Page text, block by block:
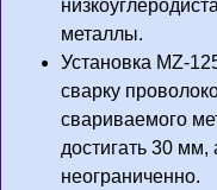
металлы.
Установка MZ-
сварку
свариваемого
достигать 30 мм,
неограниченно.